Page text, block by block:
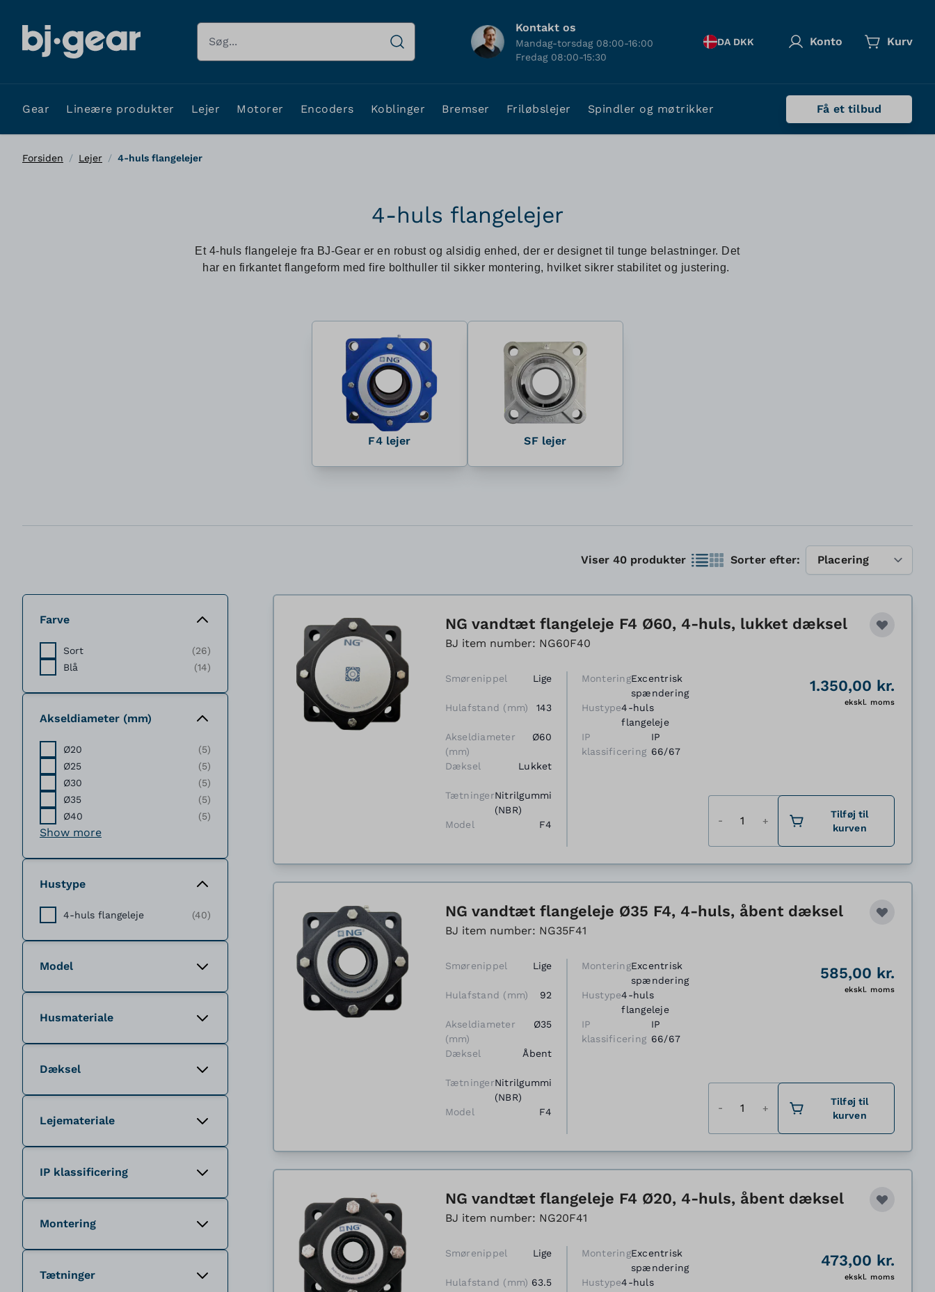
Søg Kontakt os
Mandag-torsdag 08:00-16:00
Fredag 08:00-15:30
DA DKK Konto Kurv
Gear Lineære produkter Lejer Motorer Encoders Koblinger Bremser Friløbslejer Spindler og møtrikker Få et tilbud
Forsiden / Lejer / 4-huls flangelejer
4-huls flangelejer
Et 4-huls flangeleje fra BJ-Gear er en robust og alsidig enhed, der er designet til tunge belastninger. Det
har en firkantet flangeform med fire bolthuller til sikker montering, hvilket sikrer stabilitet og justering.
F4 lejer SF lejer
Viser40 produkter Liste
GitterSorter efter:
Farve
Sort
(26)
Blå
(14)
Akseldiameter (mm)
Ø20
(5)
Ø25
(5)
Ø30
(5)
Ø35
(5)
Ø40
(5)
Show more
Hustype
4-huls flangeleje (40)
Model
Husmateriale
Dæksel
Lejemateriale
IP klassificering
Montering
Tætninger
NG vandtæt flangeleje F4 Ø60, 4-huls, lukket dæksel
BJ item number: NG60F40
Smørenippel Lige
Hulafstand (mm) 143
Akseldiameter
(mm)
Ø60
Dæksel Lukket
TætningerNitrilgummi
(NBR)
Model
F4
MonteringExcentrisk
spændering
Hustype4-huls
flangeleje
IP
klassificering
IP
66/67
1.350,00 kr.
ekskl. moms
Tilføj til
kurven
NG vandtæt flangeleje Ø35 F4, 4-huls, åbent dæksel
BJ item number: NG35F41
Smørenippel Lige
Hulafstand (mm) 92
Akseldiameter
(mm)
Ø35
Dæksel Åbent
TætningerNitrilgummi
(NBR)
Model
F4
MonteringExcentrisk
spændering
Hustype4-huls
flangeleje
IP
klassificering
IP
66/67
585,00 kr.
ekskl. moms
Tilføj til
kurven
NG vandtæt flangeleje F4 Ø20, 4-huls, åbent dæksel
BJ item number: NG20F41
Smørenippel Lige
Hulafstand (mm) 63.5
MonteringExcentrisk
spændering
Hustype4-huls
473,00 kr.
ekskl. moms